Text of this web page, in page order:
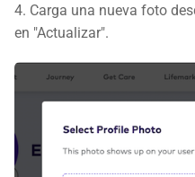
4. Carga una nueva foto
en "Actualizar".